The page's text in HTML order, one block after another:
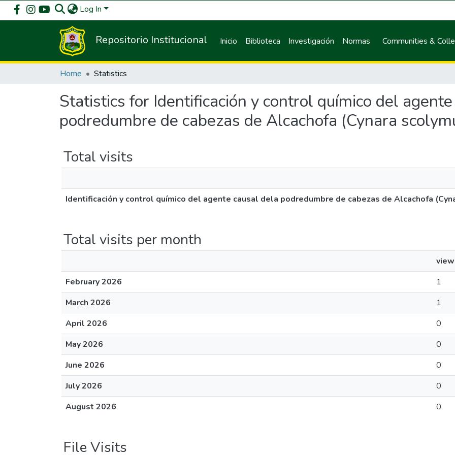
Log In
Repositorio Institucional Inicio Biblioteca Investigación Normas Communities &
Home Statistics
Statistics for Identificación y control químico del
podredumbre de cabezas de Alcachofa (Cynara
Total visits
Identificación y control químico del agente causal dela podredumbre de cabezas de Alcachofa
Total visits per month
February 2026
1
March 2026
1
April 2026
0
May 2026
0
June 2026
0
July 2026
0
August 2026
0
File Visits